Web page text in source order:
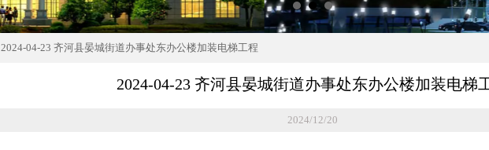
2024-04-23 齐河县晏城街道办事处东办公楼加装电梯工程
2024-04-23 齐河县晏城街道办事处东办公楼加装电梯
2024/12/20